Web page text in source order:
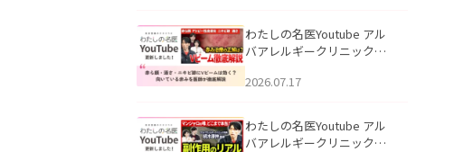
公開いたしました。
わたしの名医Youtube アル
バアレルギークリニック札
跡にVビームは効く？向いて
説」を公開いたしました。
2026.07.17
わたしの名医Youtube アル
バアレルギークリニック札